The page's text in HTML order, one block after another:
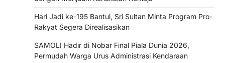
Hari Jadi ke-195 Bantul, Sri Sultan Minta Program Pro-
Rakyat Segera Direalisasikan
SAMOLI Hadir di Nobar Final Piala Dunia 2026,
Permudah Warga Urus Administrasi Kendaraan